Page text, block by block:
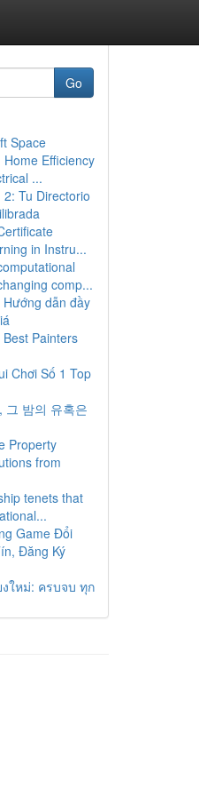
Go
Space
Home Efficiency
...
2: Tu Directorio
in Instru...
comp...
dẫn đầy
Painters
Chơi Số 1 Top
그 밤의 유혹은
Property
from
tenets that
Game Đổi
Đăng Ký
ใหม่: ครบจบ ทุก